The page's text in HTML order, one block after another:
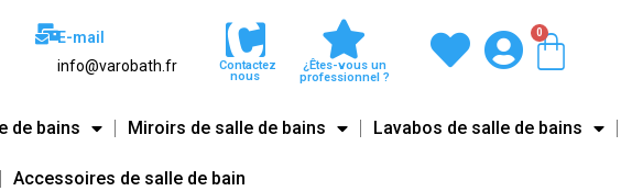
E-mail
info@varobath.fr
Contactez
nous
¿Êtes-vous un
professionnel ?
0
de bains Miroirs de salle de bains Lavabos de salle de bains
Accessoires de salle de bain